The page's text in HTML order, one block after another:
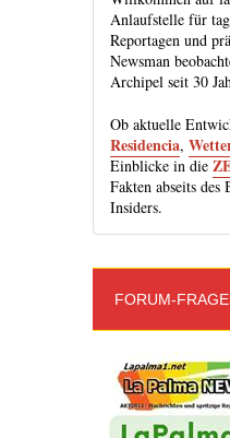
Anlaufstelle für
Reportagen und
Newsman
Archipel seit 30
Ob aktuelle
Residencia,
Einblicke in die
Fakten abseits
Insiders.
FORUM-